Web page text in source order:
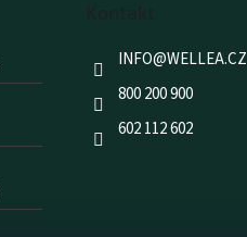
INFO@WELLEA.CZ
800 200 900
602 112 602